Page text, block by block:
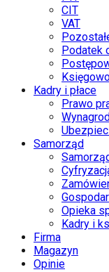
CIT
VAT
Podatek
Kadry i płace
Prawo
Samorząd
Opieka
Kadry i
Firma
Magazyn
Opinie